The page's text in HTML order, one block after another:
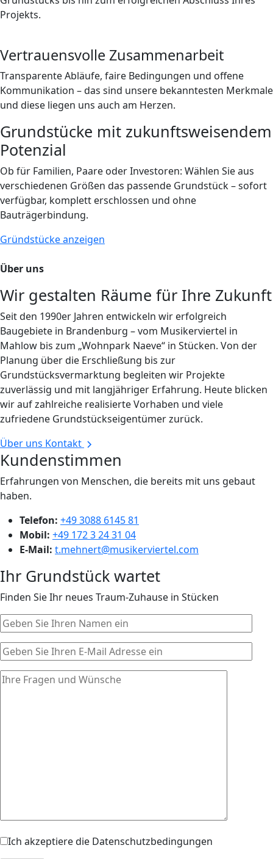
Projekts.
Vertrauensvolle Zusammenarbeit
Transparente Abläufe, faire Bedingungen und offene
Kommunikation – das sind unsere bekanntesten Merkmale
und diese liegen uns auch am Herzen.
Grundstücke mit zukunftsweisendem
Potenzial
Ob für Familien, Paare oder Investoren: Wählen Sie aus
verschiedenen Größen das passende Grundstück – sofort
verfügbar, komplett erschlossen und ohne
Bauträgerbindung.
Gründstücke anzeigen
Über uns
Wir gestalten Räume für Ihre Zukunft
Seit den 1990er Jahren entwickeln wir erfolgreich
Baugebiete in Brandenburg – vom Musikerviertel in
Mahlow bis zum „Wohnpark Naeve“ in Stücken. Von der
Planung über die Erschließung bis zur
Grundstücksvermarktung begleiten wir Projekte
zuverlässig und mit langjähriger Erfahrung. Heute blicken
wir auf zahlreiche realisierte Vorhaben und viele
zufriedene Grundstückseigentümer zurück.
Über uns Kontakt
Kundenstimmen
Erfahrungen von Menschen, die bereits mit uns gebaut
haben.
Telefon: +49 3088 6145 81
Mobil: +49 172 3 24 31 04
E-Mail: t.mehnert@musikerviertel.com
Ihr Grundstück wartet
Finden Sie Ihr neues Traum-Zuhause in Stücken
Ich akzeptiere die Datenschutzbedingungen